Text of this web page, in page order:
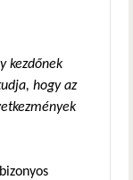
kezdőnek
hogy az